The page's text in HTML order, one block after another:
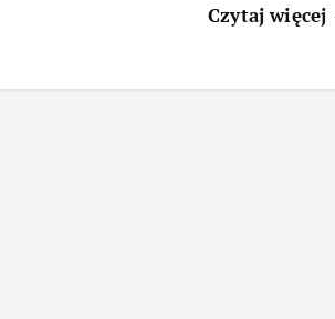
Czytaj więcej